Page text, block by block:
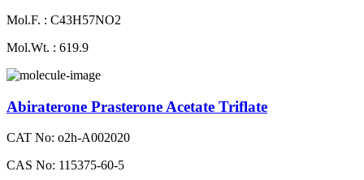
Mol.F. : C43H57NO2
Mol.Wt. : 619.9
Abiraterone Prasterone Acetate Triflate
CAT No: o2h-A002020
CAS No: 115375-60-5